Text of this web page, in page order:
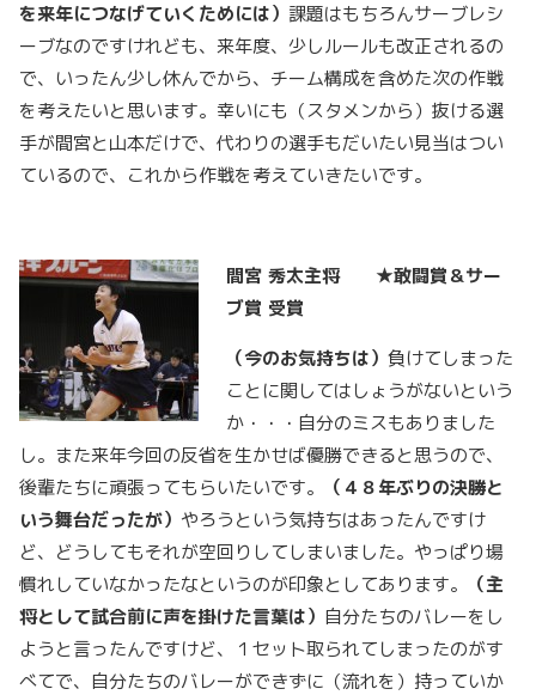
を来年につなげていくためには） 課題はもちろんサーブレシ
ーブなのですけれども、来年度、少しルールも改正されるの
で、いったん少し休んでから、チーム構成を含めた次の作戦
を考えたいと思います。幸いにも（スタメンから）抜ける選
手が間宮と山本だけで、代わりの選手もだいたい見当はつい
ているので、これから作戦を考えていきたいです。
間宮 秀太主将 ★敢闘賞＆サー
ブ賞 受賞
（今のお気持ちは） 負けてしまった
ことに関してはしょうがないという
か・・・自分のミスもありました
し。また来年今回の反省を生かせば優勝できると思うので、
後輩たちに頑張ってもらいたいです。
（４８年ぶりの決勝と
いう舞台だったが） やろうという気持ちはあったんですけ
ど、どうしてもそれが空回りしてしまいました。やっぱり場
慣れしていなかったなというのが印象としてあります。
（主
将として試合前に声を掛けた言葉は） 自分たちのバレーをし
ようと言ったんですけど、１セット取られてしまったのがす
べてで、自分たちのバレーができずに（流れを）持っていか